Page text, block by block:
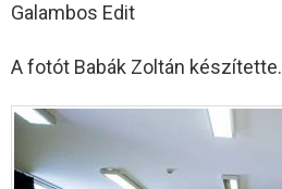
Galambos Edit
A fotót Babák Zoltán készítette.